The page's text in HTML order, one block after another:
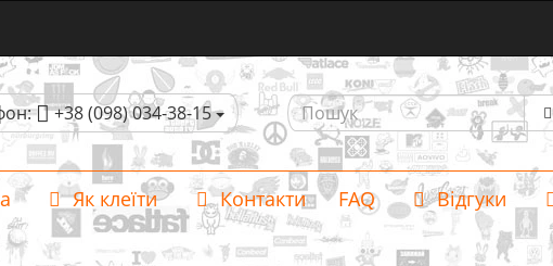
+38 (098) 034-38-15
Як клеїти Контакти FAQ Відгуки